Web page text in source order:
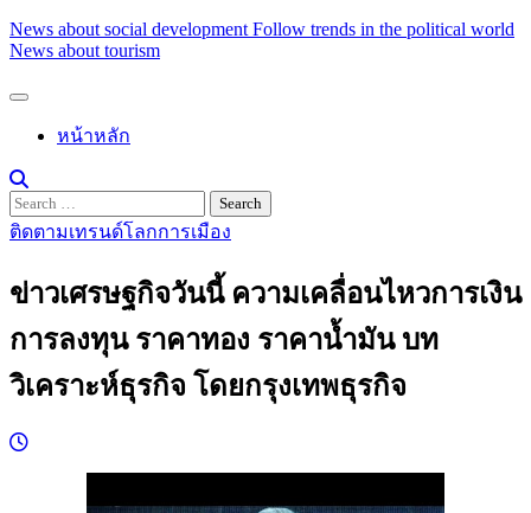
Skip
to
News about social development Follow trends in the political world
News about tourism
หน้าหลัก
Search
for:
ติดตามเทรนด์โลกการเมือง
ข่าวเศรษฐกิจวันนี้ ความเคลื่อนไหวการเงิน
การลงทุน ราคาทอง ราคาน้ำมัน บท
วิเคราะห์ธุรกิจ โดยกรุงเทพธุรกิจ